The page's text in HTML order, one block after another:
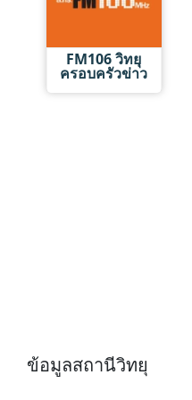
FM106 วิทยุ
ครอบครัวข่าว
ข้อมูลสถานีวิทยุ